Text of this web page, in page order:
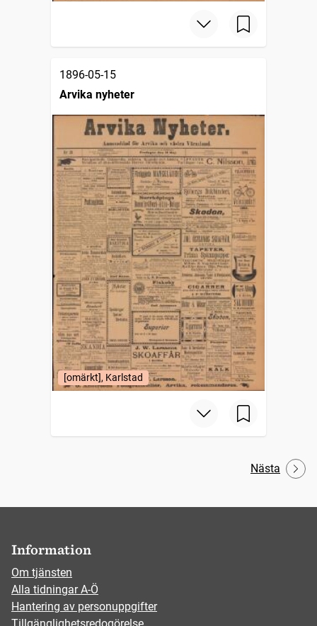
1896-05-15
Arvika nyheter
[omärkt], Karlstad
Nästa
Information
Om tjänsten
Alla tidningar A-Ö
Hantering av personuppgifter